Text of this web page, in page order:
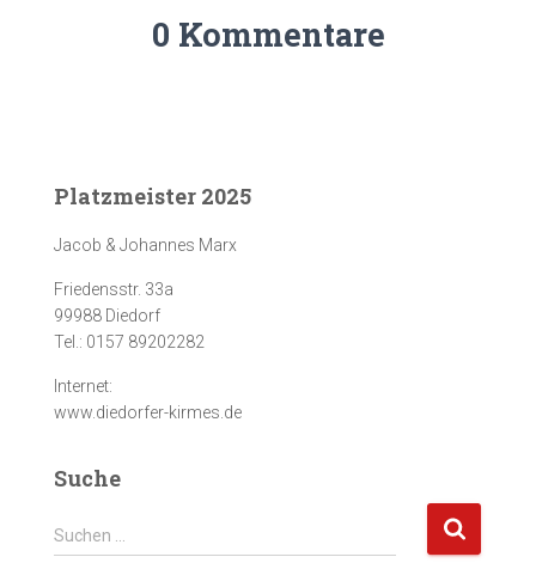
0 Kommentare
Platzmeister 2025
Jacob & Johannes Marx
Friedensstr. 33a
99988 Diedorf
Tel.: 0157 89202282
Internet:
www.diedorfer-kirmes.de
Suche
S
u
Suchen …